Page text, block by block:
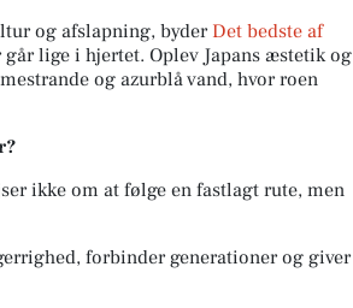
og afslapning, byderDet bedste af
går lige i hjertet. Oplev Japans æstetik og
og azurblå vand, hvor roen
ikke om at følge en fastlagt rute, men
forbinder generationer og giver